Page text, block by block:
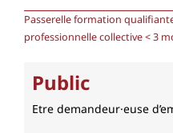
Passerelle formation
professionnelle collective < 3
Public
Etre demandeur·euse